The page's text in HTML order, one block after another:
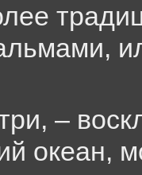
–
океан,